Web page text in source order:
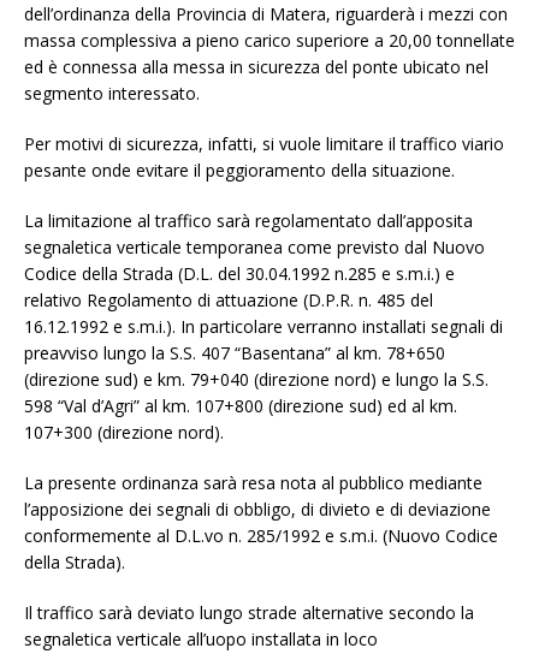
dell’ordinanza della Provincia di Matera, riguarderà i mezzi con
massa complessiva a pieno carico superiore a 20,00 tonnellate
ed è connessa alla messa in sicurezza del ponte ubicato nel
segmento interessato.
Per motivi di sicurezza, infatti, si vuole limitare il traffico viario
pesante onde evitare il peggioramento della situazione.
La limitazione al traffico sarà regolamentato dall’apposita
segnaletica verticale temporanea come previsto dal Nuovo
Codice della Strada (D.L. del 30.04.1992 n.285 e s.m.i.) e
relativo Regolamento di attuazione (D.P.R. n. 485 del
16.12.1992 e s.m.i.). In particolare verranno installati segnali di
preavviso lungo la S.S. 407 “Basentana” al km. 78+650
(direzione sud) e km. 79+040 (direzione nord) e lungo la S.S.
598 “Val d’Agri” al km. 107+800 (direzione sud) ed al km.
107+300 (direzione nord).
La presente ordinanza sarà resa nota al pubblico mediante
l’apposizione dei segnali di obbligo, di divieto e di deviazione
conformemente al D.L.vo n. 285/1992 e s.m.i. (Nuovo Codice
della Strada).
Il traffico sarà deviato lungo strade alternative secondo la
segnaletica verticale all’uopo installata in loco